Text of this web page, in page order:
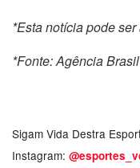
*Esta notícia pode
*Fonte: Agência Brasil
Sigam Vida Destra
Instagram: